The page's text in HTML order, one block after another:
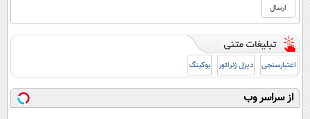
اعتبارسنجی دیزل ژنراتور بوکینگ
از سراسر وب